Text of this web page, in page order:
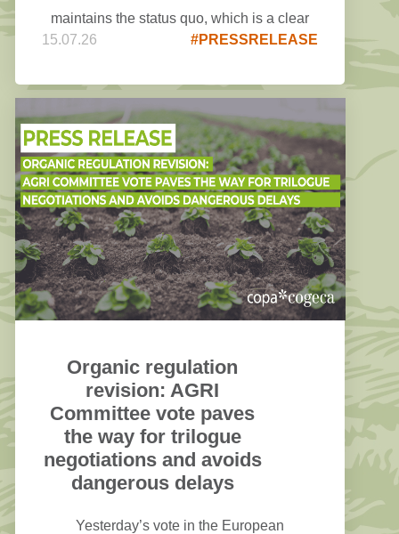
maintains the status quo, which is a clear
disappointment for COPA COGECA.
15.07.26 #PRESSRELEASE
Organic regulation
revision: AGRI
Committee vote paves
the way for trilogue
negotiations and avoids
dangerous delays
Yesterday’s vote in the European